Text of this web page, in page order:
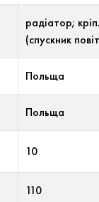
радіатор;
(спускник
Польща
Польща
10
110